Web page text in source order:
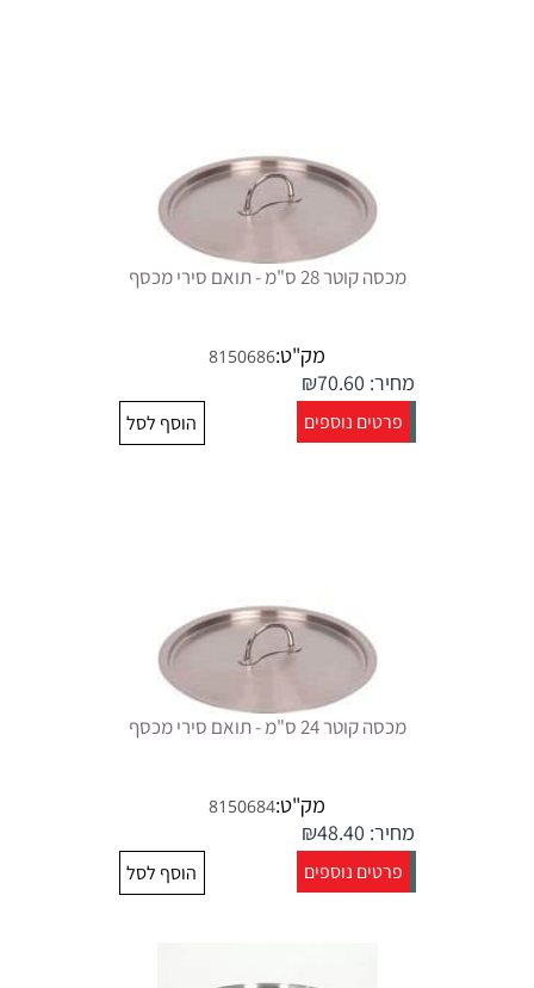
מכסה קוטר 28 ס"מ - תואם סירי מכסף
מק"ט:8150686
מחיר: ₪70.60
פרטים נוספים הוסף לסל
מכסה קוטר 24 ס"מ - תואם סירי מכסף
מק"ט:8150684
מחיר: ₪48.40
פרטים נוספים הוסף לסל